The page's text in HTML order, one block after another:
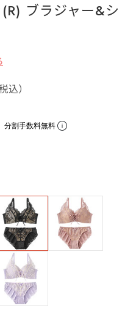
ブラジャー&シ
込）
分割手数料無料